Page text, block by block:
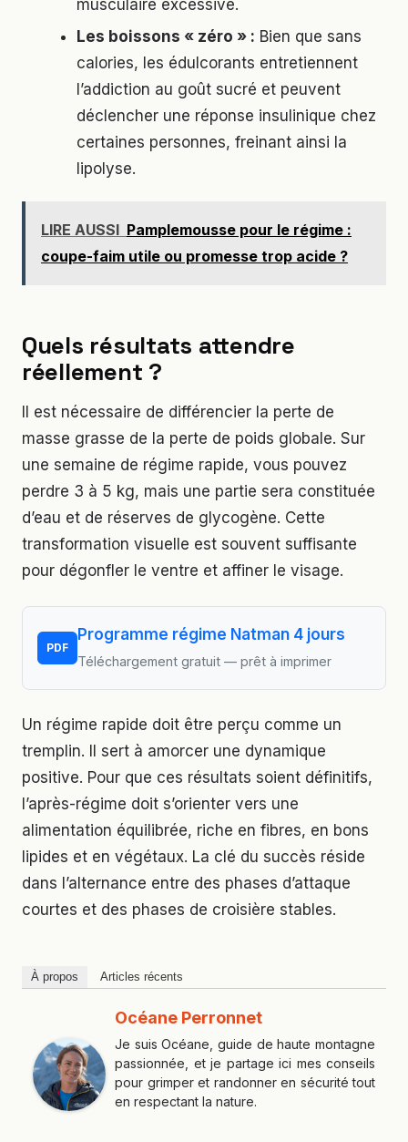
musculaire excessive.
Les boissons « zéro » : Bien que sans
calories, les édulcorants entretiennent
l’addiction au goût sucré et peuvent
déclencher une réponse insulinique chez
certaines personnes, freinant ainsi la
lipolyse.
LIRE AUSSI Pamplemousse pour le régime :
coupe-faim utile ou promesse trop acide ?
Quels résultats attendre
réellement ?
Il est nécessaire de différencier la perte de
masse grasse de la perte de poids globale. Sur
une semaine de régime rapide, vous pouvez
perdre 3 à 5 kg, mais une partie sera constituée
d’eau et de réserves de glycogène. Cette
transformation visuelle est souvent suffisante
pour dégonfler le ventre et affiner le visage.
PDF
Programme régime Natman 4 jours
Téléchargement gratuit — prêt à imprimer
Un régime rapide doit être perçu comme un
tremplin. Il sert à amorcer une dynamique
positive. Pour que ces résultats soient définitifs,
l’après-régime doit s’orienter vers une
alimentation équilibrée, riche en fibres, en bons
lipides et en végétaux. La clé du succès réside
dans l’alternance entre des phases d’attaque
courtes et des phases de croisière stables.
À propos Articles récents
Océane Perronnet
Je suis Océane, guide de haute montagne
passionnée, et je partage ici mes conseils
pour grimper et randonner en sécurité tout
en respectant la nature.